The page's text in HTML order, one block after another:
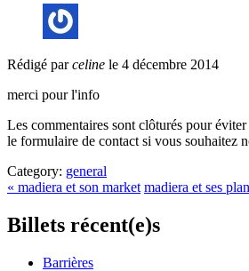
Rédigé parceline le 4 décembre 2014
merci pour l'info
Les commentaires sont clôturés pour
le formulaire de contact si vous souhaitez
Category: general
« madiera et son market madiera et ses
Billets récent(e)s
Barrières